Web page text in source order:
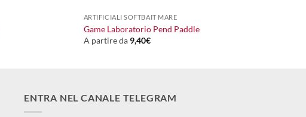
ARTIFICIALI SOFTBAIT MARE
Game Laboratorio Pend Paddle
A partire da 9,40€
ENTRA NEL CANALE TELEGRAM